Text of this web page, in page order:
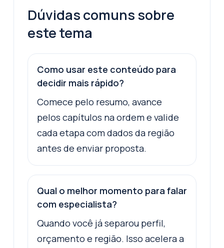
Dúvidas comuns sobre
este tema
Como usar este conteúdo para
decidir mais rápido?
Comece pelo resumo, avance
pelos capítulos na ordem e valide
cada etapa com dados da região
antes de enviar proposta.
Qual o melhor momento para falar
com especialista?
Quando você já separou perfil,
orçamento e região. Isso acelera a